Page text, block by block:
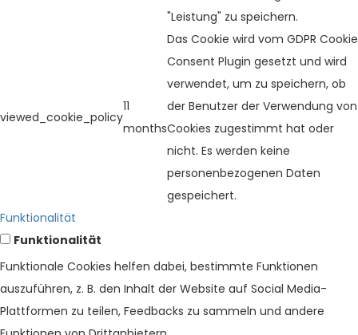
"Leistung" zu speichern.
viewed_cookie_policy
11
months
Das Cookie wird vom GDPR Cookie
Consent Plugin gesetzt und wird
verwendet, um zu speichern, ob
der Benutzer der Verwendung von
Cookies zugestimmt hat oder
nicht. Es werden keine
personenbezogenen Daten
gespeichert.
Funktionalität
Funktionalität
Funktionale Cookies helfen dabei, bestimmte Funktionen
auszuführen, z. B. den Inhalt der Website auf Social Media-
Plattformen zu teilen, Feedbacks zu sammeln und andere